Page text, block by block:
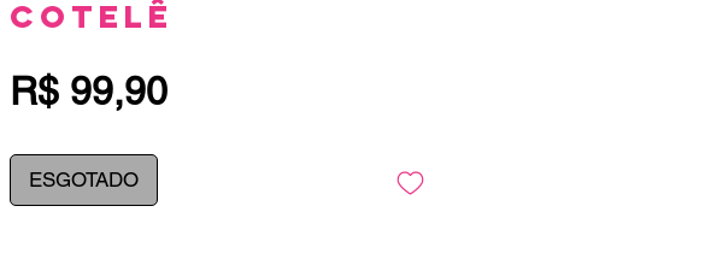
Cotelê
R$ 99,90Preço
ESGOTADO